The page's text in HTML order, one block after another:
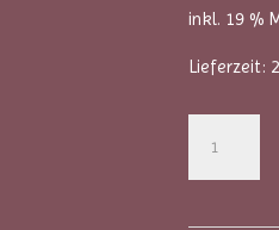
inkl. 19 %
Lieferzeit: